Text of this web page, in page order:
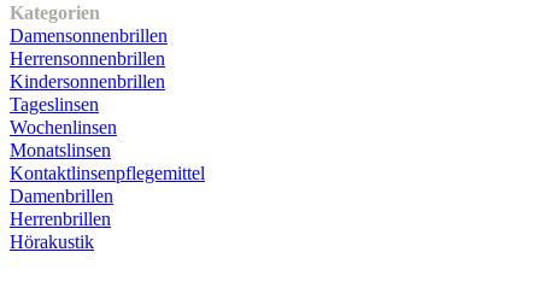
Kategorien
Damensonnenbrillen
Herrensonnenbrillen
Kindersonnenbrillen
Tageslinsen
Wochenlinsen
Monatslinsen
Kontaktlinsenpflegemittel
Damenbrillen
Herrenbrillen
Hörakustik